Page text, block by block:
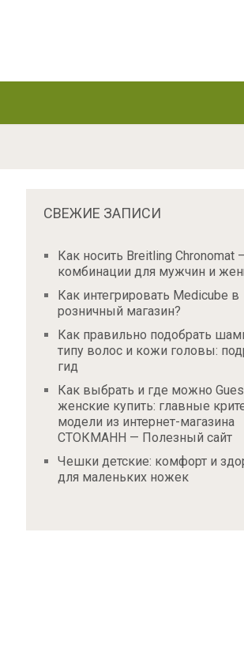
СВЕЖИЕ ЗАПИСИ
Как носить Breitling Chronomat
комбинации для мужчин и
Как интегрировать Medicube в
розничный магазин?
Как правильно подобрать
типу волос и кожи головы:
гид
Как выбрать и где можно
женские купить: главные
модели из интернет-магазина
СТОКМАНН — Полезный сайт
Чешки детские: комфорт и
для маленьких ножек